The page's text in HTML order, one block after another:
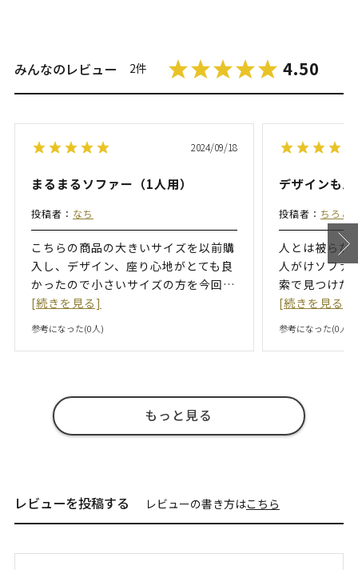
みんなのレビュー 2件 4.50
2024/09/18
まるまるソファー（1人用）
投稿者： なち
こちらの商品の大きいサイズを以前購
入し、デザイン、座り心地がとても良
かったので小さいサイズの方を今回…
[続きを見る]
参考になった(0人)
デザインも
投稿者： ちろこ
人とは被らな
人がけソファ
索で見つけた
[続きを見る]
参考になった(0人)
もっと見る
レビューを投稿する レビューの書き方はこちら